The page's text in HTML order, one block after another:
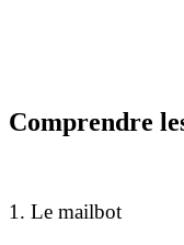
Comprendre
1. Le mailbot